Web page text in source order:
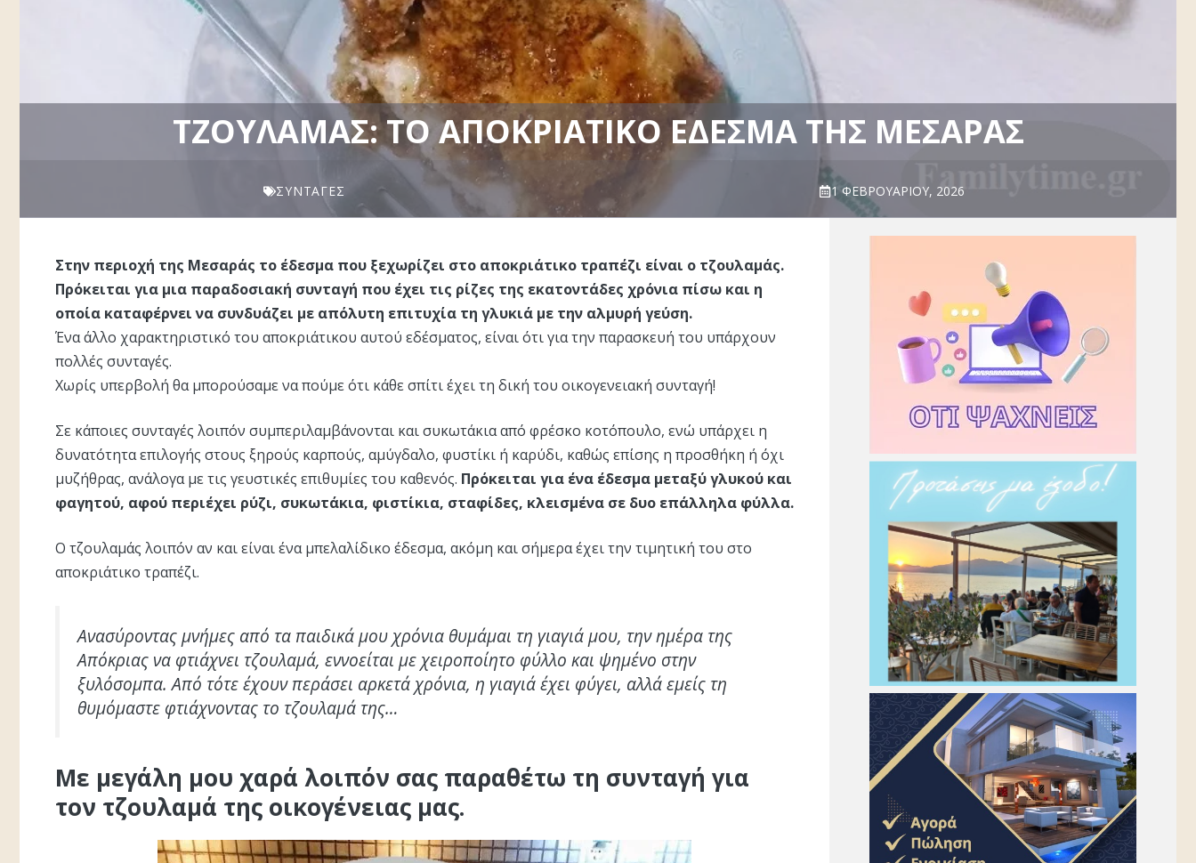
ΤΖΟΥΛΑΜΆΣ: ΤΟ ΑΠΟΚΡΙΆΤΙΚΟ ΈΔΕΣΜΑ ΤΗΣ ΜΕΣΑΡΆΣ
ΣΥΝΤΑΓΈΣ 1 ΦΕΒΡΟΥΑΡΊΟΥ, 2026
Στην περιοχή της Μεσαράς το έδεσμα που ξεχωρίζει στο αποκριάτικο τραπέζι είναι ο τζουλαμάς.
Πρόκειται για μια παραδοσιακή συνταγή που έχει τις ρίζες της εκατοντάδες χρόνια πίσω και η
οποία καταφέρνει να συνδυάζει με απόλυτη επιτυχία τη γλυκιά με την αλμυρή γεύση.
Ένα άλλο χαρακτηριστικό του αποκριάτικου αυτού εδέσματος, είναι ότι για την παρασκευή του υπάρχουν
πολλές συνταγές.
Χωρίς υπερβολή θα μπορούσαμε να πούμε ότι κάθε σπίτι έχει τη δική του οικογενειακή συνταγή!
Σε κάποιες συνταγές λοιπόν συμπεριλαμβάνονται και συκωτάκια από φρέσκο κοτόπουλο, ενώ υπάρχει η
δυνατότητα επιλογής στους ξηρούς καρπούς, αμύγδαλο, φυστίκι ή καρύδι, καθώς επίσης η προσθήκη ή όχι
μυζήθρας, ανάλογα με τις γευστικές επιθυμίες του καθενός. Πρόκειται για ένα έδεσμα μεταξύ γλυκού και
φαγητού, αφού περιέχει ρύζι, συκωτάκια, φιστίκια, σταφίδες, κλεισμένα σε δυο επάλληλα φύλλα.
Ο τζουλαμάς λοιπόν αν και είναι ένα μπελαλίδικο έδεσμα, ακόμη και σήμερα έχει την τιμητική του στο
αποκριάτικο τραπέζι.
Ανασύροντας μνήμες από τα παιδικά μου χρόνια θυμάμαι τη γιαγιά μου, την ημέρα της
Απόκριας να φτιάχνει τζουλαμά, εννοείται με χειροποίητο φύλλο και ψημένο στην
ξυλόσομπα. Από τότε έχουν περάσει αρκετά χρόνια, η γιαγιά έχει φύγει, αλλά εμείς τη
θυμόμαστε φτιάχνοντας το τζουλαμά της…
Με μεγάλη μου χαρά λοιπόν σας παραθέτω τη συνταγή για
τον τζουλαμά της οικογένειας μας.